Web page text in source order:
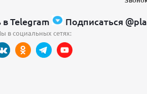
в Telegram Подписаться
в социальных сетях: